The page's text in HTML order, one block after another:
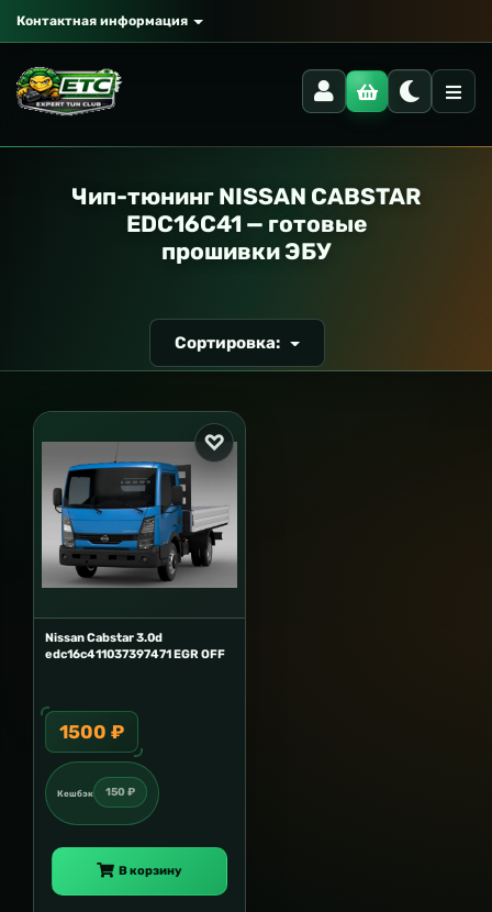
Контактная информация
Чип-тюнинг NISSAN CABSTAR
EDC16C41 — готовые
прошивки ЭБУ
Сортировка:
Nissan Cabstar 3.0d
edc16c411037397471 EGR OFF
1500 ₽
Кешбэк 150 ₽
В корзину